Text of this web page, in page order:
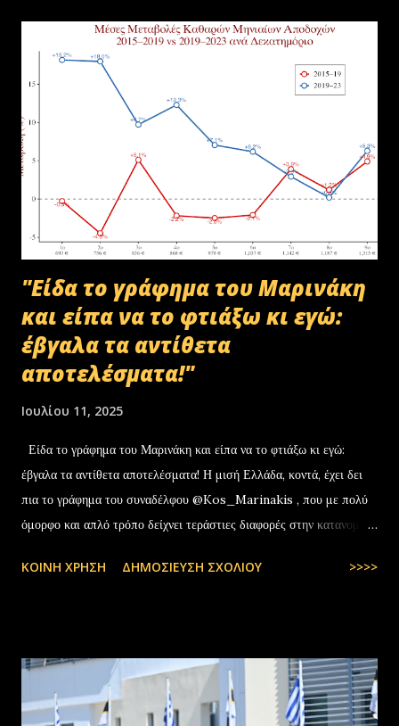
"Είδα το γράφημα του Μαρινάκη
και είπα να το φτιάξω κι εγώ:
έβγαλα τα αντίθετα
αποτελέσματα!"
Ιουλίου 11, 2025
Είδα το γράφημα του Μαρινάκη και είπα να το φτιάξω κι εγώ:
έβγαλα τα αντίθετα αποτελέσματα! Η μισή Ελλάδα, κοντά, έχει δει
πια το γράφημα του συναδέλφου @Kos_Marinakis , που με πολύ
όμορφο και απλό τρόπο δείχνει τεράστιες διαφορές στην κατανομή
— Stefanos Tyros (@StefanosTyros) July 11, 2025
ΚΟΙΝΉ ΧΡΉΣΗ ΔΗΜΟΣΊΕΥΣΗ ΣΧΟΛΊΟΥ >>>>